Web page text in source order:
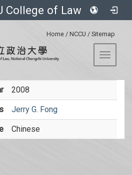
College of Law
Home / NCCU / Sitemap
Toggle
2008
Jerry G. Fong
Chinese